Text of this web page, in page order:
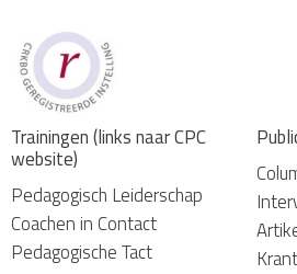
Trainingen (links naar CPC
website)
Pedagogisch Leiderschap
Coachen in Contact
Pedagogische Tact